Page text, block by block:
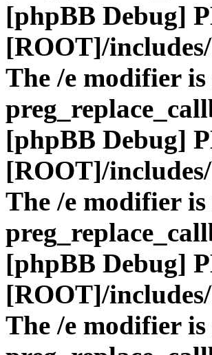
[phpBB Debug]
[ROOT]/
The /e modifier
[phpBB Debug]
[ROOT]/
The /e modifier
[phpBB Debug]
[ROOT]/
The /e modifier